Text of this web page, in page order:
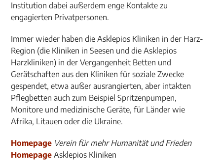
Institution dabei außerdem enge Kontakte zu
engagierten Privatpersonen.
Immer wieder haben die Asklepios Kliniken in der Harz-
Region (die Kliniken in Seesen und die Asklepios
Harzkliniken) in der Vergangenheit Betten und
Gerätschaften aus den Kliniken für soziale Zwecke
gespendet, etwa außer ausrangierten, aber intakten
Pflegbetten auch zum Beispiel Spritzenpumpen,
Monitore und medizinische Geräte, für Länder wie
Afrika, Litauen oder die Ukraine.
Homepage Verein für mehr Humanität und Frieden
Homepage Asklepios Kliniken